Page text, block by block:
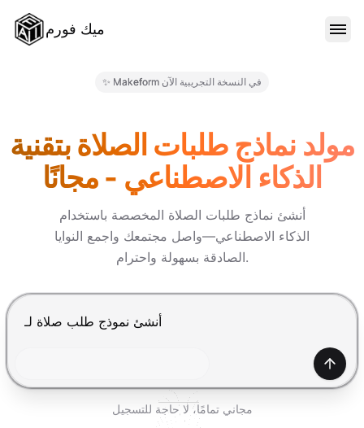
ميك فورم
المدونة
الأسعار
تسجيل الدخول
✨ Makeform في النسخة التجريبية الآن
مولد نماذج طلبات الصلاة بتقنية
الذكاء الاصطناعي - مجانًا
أنشئ نماذج طلبات الصلاة المخصصة باستخدام
الذكاء الاصطناعي—واصل مجتمعك واجمع النوايا
الصادقة بسهولة واحترام.
إنشاء
مجاني تمامًا، لا حاجة للتسجيل